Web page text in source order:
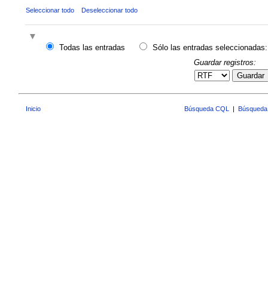
Seleccionar todo Deseleccionar todo
Todas las entradas
Sólo las entradas seleccionadas:
Guardar registros:
Guardar
Inicio Búsqueda CQL